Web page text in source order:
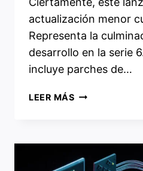
actualización menor
Representa la
desarrollo en la serie
incluye parches de…
LEER MÁSEL
7.0: